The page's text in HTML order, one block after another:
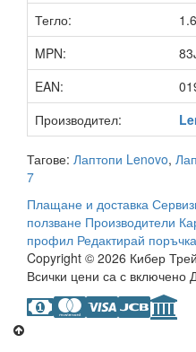
Тегло:
MPN:
EAN:
Производител:
Тагове: Лаптопи Lenovo,
7
Плащане и доставка
ползване Производители
профил Редактирай
Copyright © 2026 Кибер
Всички цени са с включено